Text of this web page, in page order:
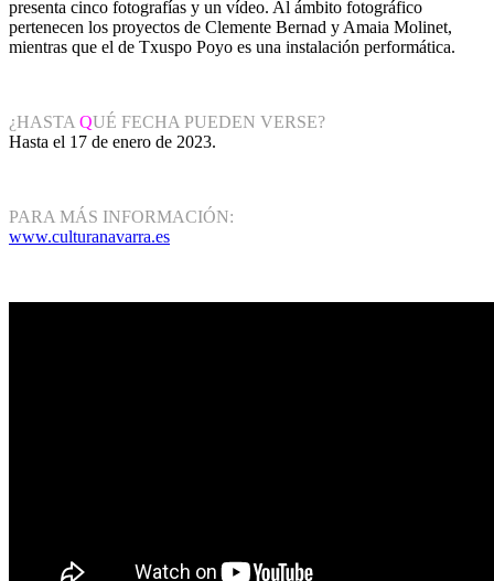
presenta cinco fotografías y un vídeo. Al ámbito fotográfico
pertenecen los proyectos de Clemente Bernad y Amaia Molinet,
mientras que el de Txuspo Poyo es una instalación performática.
¿HASTA QUÉ FECHA PUEDEN VERSE?
Hasta el 17 de enero de 2023.
PARA MÁS INFORMACIÓN:
www.culturanavarra.es